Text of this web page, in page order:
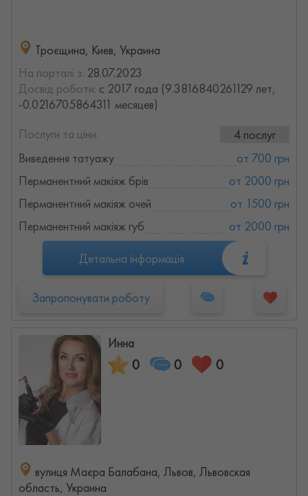
Троєщина, Киев, Украина
На порталі з: 28.07.2023
Досвід роботи: с 2017 года (9.3816840261129 лет,
-0.0216705864311 месяцев)
Послуги та ціни:
4 послуг
Виведення татуажу
от 700 грн
Перманентний макіяж брів
от 2000 грн
Перманентний макіяж очей
от 1500 грн
Перманентний макіяж губ
от 2000 грн
Детальна інформація
Запропонувати роботу
Инна
0 0 0
вулиця Маєра Балабана, Львов, Львовская
область, Украина